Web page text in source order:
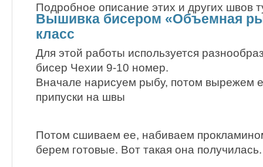
Подробное описание этих и других швов
Вышивка бисером «Объемная
класс
Для этой работы используется
бисер Чехии 9-10 номер.
Вначале нарисуем рыбу, потом вырежем
припуски на швы
Потом сшиваем ее, набиваем
берем готовые. Вот такая она получилась.